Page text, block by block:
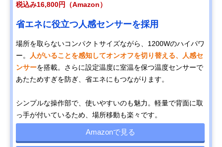
ギ) アミカルド オ
イルヒーター
オイルヒーター
税込み16,800円（Amazon）
省エネに役立つ人感センサーを採用
場所を取らないコンパクトサイズながら、1200Wのハイパワ
ー。
人がいることを感知してオンオフを切り替える、人感セ
ンサーを搭載。さらに設定温度に室温を保つ温度センサーで
あたためすぎを防ぎ、省エネにもつながります。
シンプルな操作部で、使いやすいのも魅力。軽量で背面に取
っ手が付いているため、場所移動も楽々です。
Amazonで見る